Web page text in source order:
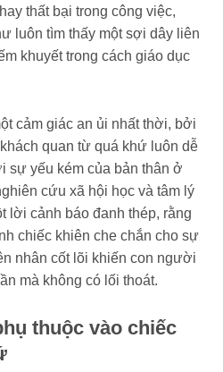
thất bại trong công việc,
luôn tìm thấy một sợi dây liên
khuyết trong cách giáo dục
cảm giác an ủi nhất thời, bởi
quan từ quá khứ luôn dễ
sự yếu kém của bản thân ở
cứu xã hội học và tâm lý
lời cảnh báo đanh thép, rằng
chiếc khiên che chắn cho sự
nhân cốt lõi khiến con người
mà không có lối thoát.
thuộc vào chiếc